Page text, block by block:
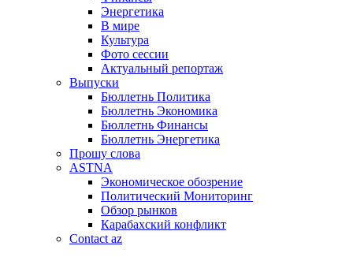
Энергетика
В мире
Культура
Фото сессии
Актуальный репортаж
Выпуски
Бюллетнь Политика
Бюллетнь Экономика
Бюллетнь Финансы
Бюллетнь Энергетика
Прошу слова
ASTNA
Экономическое обозрение
Политический Мониторинг
Обзор рынков
Карабахский конфликт
Contact az